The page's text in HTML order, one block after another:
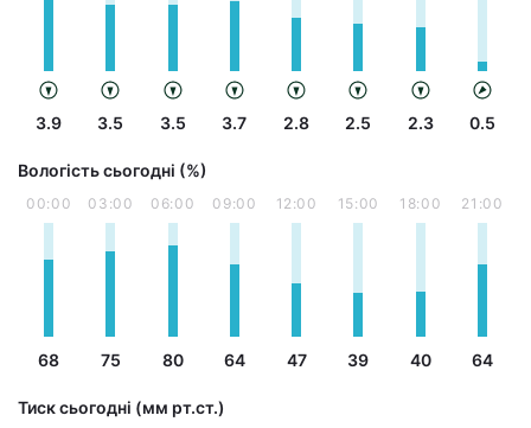
3.9 3.5 3.5 3.7 2.8 2.5 2.3 0.5
Вологість сьогодні (%)
00:00
68
03:00
75
06:00
80
09:00
64
12:00
47
15:00
39
18:00
40
21:00
64
Тиск сьогодні (мм рт.ст.)